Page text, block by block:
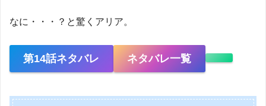
なに・・・？と驚くアリア。
第14話ネタバレ ネタバレ一覧